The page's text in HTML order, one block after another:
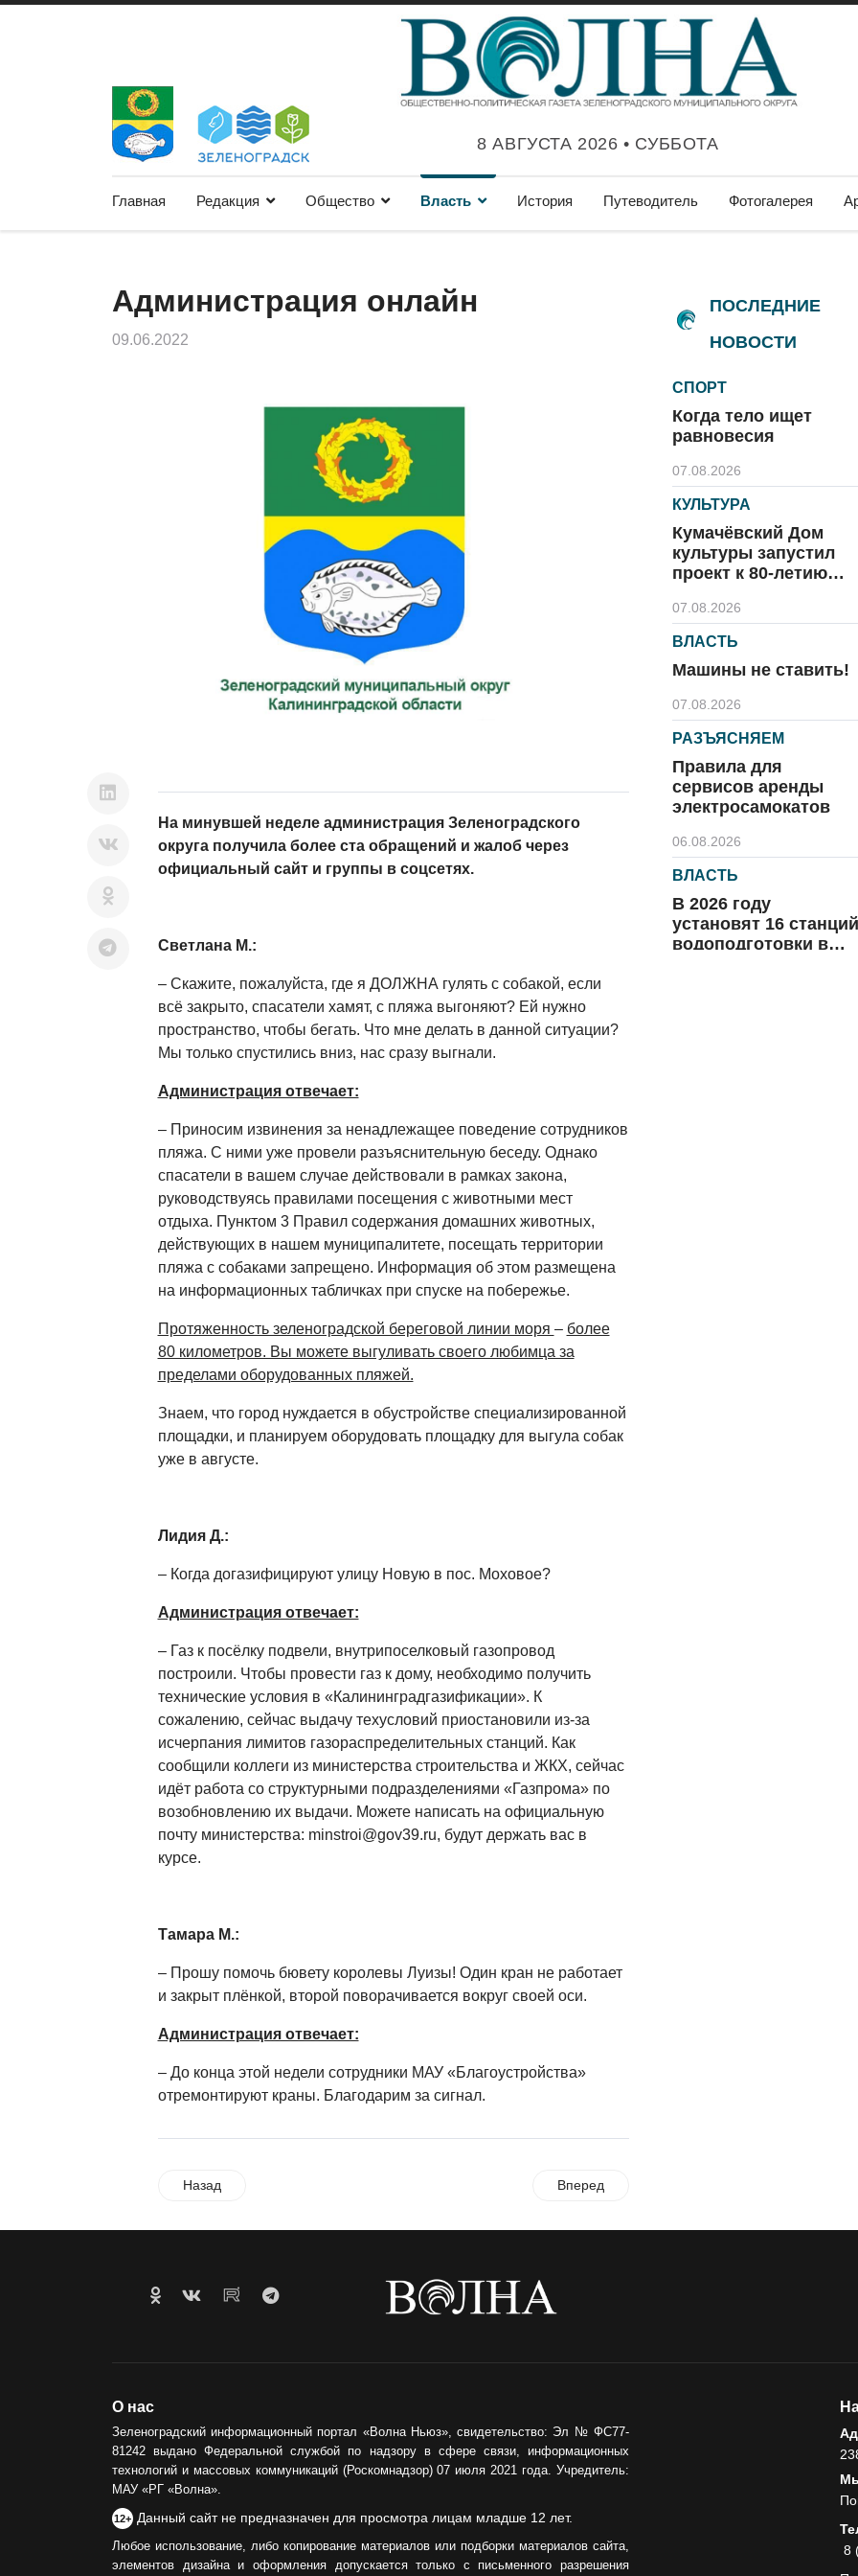
8 АВГУСТА 2026 • СУББОТА
Главная Редакция Общество Власть История Путеводитель Фотогалерея
Администрация онлайн
09.06.2022
На минувшей неделе администрация Зеленоградского
округа получила более ста обращений и жалоб через
официальный сайт и группы в соцсетях.
Светлана М.:
– Скажите, пожалуйста, где я ДОЛЖНА гулять с собакой, если
всё закрыто, спасатели хамят, с пляжа выгоняют? Ей нужно
пространство, чтобы бегать. Что мне делать в данной ситуации?
Мы только спустились вниз, нас сразу выгнали.
Администрация отвечает:
– Приносим извинения за ненадлежащее поведение сотрудников
пляжа. С ними уже провели разъяснительную беседу. Однако
спасатели в вашем случае действовали в рамках закона,
руководствуясь правилами посещения с животными мест
отдыха. Пунктом 3 Правил содержания домашних животных,
действующих в нашем муниципалитете, посещать территории
пляжа с собаками запрещено. Информация об этом размещена
на информационных табличках при спуске на побережье.
Протяженность зеленоградской береговой линии моря – более
80 километров. Вы можете выгуливать своего любимца за
пределами оборудованных пляжей.
Знаем, что город нуждается в обустройстве специализированной
площадки, и планируем оборудовать площадку для выгула собак
уже в августе.
Лидия Д.:
– Когда догазифицируют улицу Новую в пос. Моховое?
Администрация отвечает:
– Газ к посёлку подвели, внутрипоселковый газопровод
построили. Чтобы провести газ к дому, необходимо получить
технические условия в «Калининградгазификации». К
сожалению, сейчас выдачу техусловий приостановили из-за
исчерпания лимитов газораспределительных станций. Как
сообщили коллеги из министерства строительства и ЖКХ, сейчас
идёт работа со структурными подразделениями «Газпрома» по
возобновлению их выдачи. Можете написать на официальную
почту министерства: minstroi@gov39.ru, будут держать вас в
курсе.
Тамара М.:
– Прошу помочь бювету королевы Луизы! Один кран не работает
и закрыт плёнкой, второй поворачивается вокруг своей оси.
Администрация отвечает:
– До конца этой недели сотрудники МАУ «Благоустройства»
отремонтируют краны. Благодарим за сигнал.
Назад Вперед
ПОСЛЕДНИЕ
НОВОСТИ
СПОРТ
Когда тело ищет
равновесия
07.08.2026
КУЛЬТУРА
Кумачёвский Дом
культуры запустил
проект к 80-летию
07.08.2026
ВЛАСТЬ
Машины не ставить!
07.08.2026
РАЗЪЯСНЯЕМ
Правила для
сервисов аренды
электросамокатов
06.08.2026
ВЛАСТЬ
В 2026 году
установят 16 станций
водоподготовки в
О нас
Зеленоградский информационный портал «Волна Ньюз», свидетельство: Эл № ФС77-
81242 выдано Федеральной службой по надзору в сфере связи, информационных
технологий и массовых коммуникаций (Роскомнадзор) 07 июля 2021 года. Учредитель:
МАУ «РГ «Волна».
12+ Данный сайт не предназначен для просмотра лицам младше 12 лет.
Любое использование, либо копирование материалов или подборки материалов сайта,
элементов дизайна и оформления допускается только с письменного разрешения
8